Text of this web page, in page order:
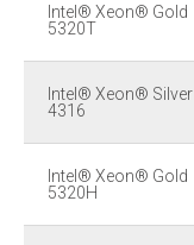
Intel® Xeon® Gold
5320T
Intel® Xeon® Silver
4316
Intel® Xeon® Gold
5320H